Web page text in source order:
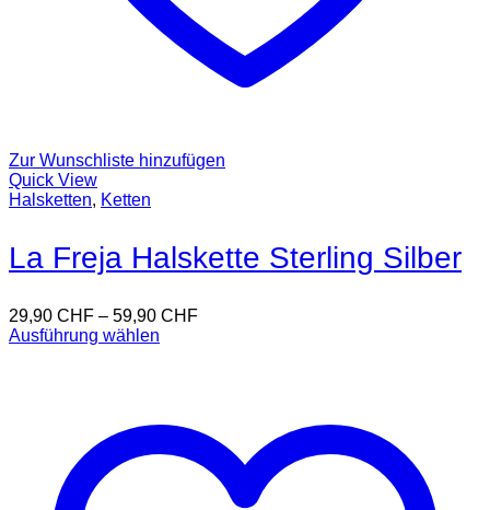
Zur Wunschliste hinzufügen
Quick View
Halsketten, Ketten
La Freja Halskette Sterling Silber
29,90 CHF – 59,90 CHF
Ausführung wählen